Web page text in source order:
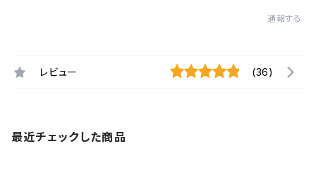
通報する
レビュー (36)
最近チェックした商品